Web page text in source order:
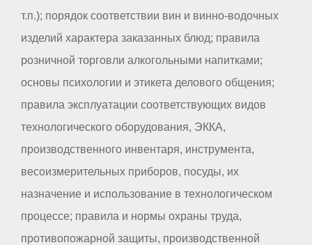
т.п.); порядок соответствии вин и винно-водочных
изделий характера заказанных блюд; правила
розничной торговли алкогольными напитками;
основы психологии и этикета делового общения;
правила эксплуатации соответствующих видов
технологического оборудования, ЭККА,
производственного инвентаря, инструмента,
весоизмерительных приборов, посуды, их
назначение и использование в технологическом
процессе; правила и нормы охраны труда,
противопожарной защиты, производственной